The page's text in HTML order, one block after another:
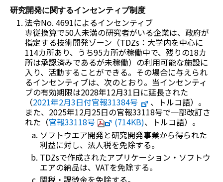
研究開発に関するインセンティブ制度
法令No. 4691によるインセンティブ
専従換算で50人未満の研究者がいる企業は、政府が
指定する技術開発ゾーン（TDZs：大学内を中心に
114カ所あり、うち95カ所が稼働中で、残りの18カ
所は承認済みであるが未稼働）の利用可能な施設に
入り、活動することができる。その場合に与えられ
るインセンティブは、次のとおり。当インセンティ
ブの有効期限は2028年12月31日に延長された
（2021年2月3日付官報31384号
、トルコ語）。
また、2025年12月25日の官報33118号で一部改訂さ
れた（官報33118号 (714KB)、トルコ語）。
ソフトウエア開発と研究開発事業から得られた
利益に対し、法人税を免除する。
TDZsで作成されたアプリケーション・ソフトウ
エアの納品は、VATを免除する。
関税・課徴金を免除する。